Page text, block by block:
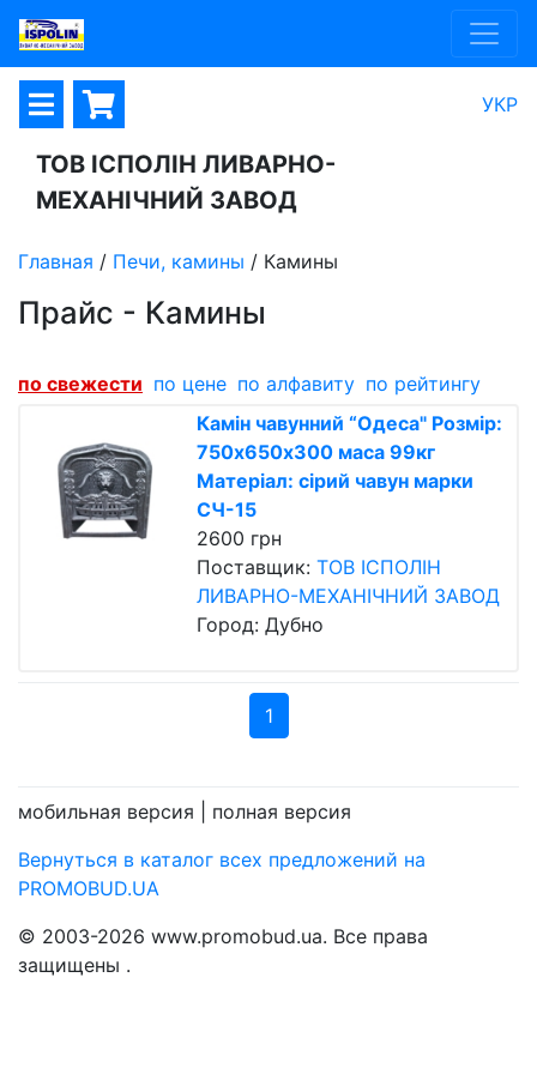
УКР
ТОВ ІСПОЛІН ЛИВАРНО-
МЕХАНІЧНИЙ ЗАВОД
Главная / Печи, камины / Камины
Прайс - Камины
по cвежести по цене по алфавиту по рейтингу
Камін чавунний “Одеса" Розмір:
750х650х300 маса 99кг
Матеріал: сірий чавун марки
СЧ-15
2600 грн
Поставщик: ТОВ ІСПОЛІН
ЛИВАРНО-МЕХАНІЧНИЙ ЗАВОД
Город: Дубно
1
мобильная версия | полная версия
Вернуться в каталог всех предложений на
PROMOBUD.UA
© 2003-2026 www.promobud.ua. Все права
защищены .